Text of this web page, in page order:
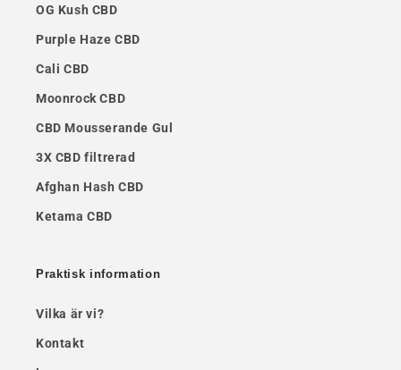
OG Kush CBD
Purple Haze CBD
Cali CBD
Moonrock CBD
CBD Mousserande Gul
3X CBD filtrerad
Afghan Hash CBD
Ketama CBD
Praktisk information
Vilka är vi?
Kontakt